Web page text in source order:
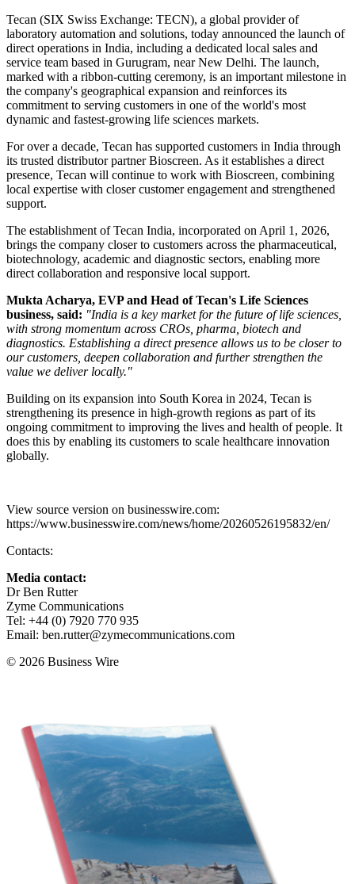
Tecan (SIX Swiss Exchange: TECN), a global provider of
laboratory automation and solutions, today announced the launch of
direct operations in India, including a dedicated local sales and
service team based in Gurugram, near New Delhi. The launch,
marked with a ribbon-cutting ceremony, is an important milestone in
the company's geographical expansion and reinforces its
commitment to serving customers in one of the world's most
dynamic and fastest-growing life sciences markets.
For over a decade, Tecan has supported customers in India through
its trusted distributor partner Bioscreen. As it establishes a direct
presence, Tecan will continue to work with Bioscreen, combining
local expertise with closer customer engagement and strengthened
support.
The establishment of Tecan India, incorporated on April 1, 2026,
brings the company closer to customers across the pharmaceutical,
biotechnology, academic and diagnostic sectors, enabling more
direct collaboration and responsive local support.
Mukta Acharya, EVP and Head of Tecan's Life Sciences
business, said: "India is a key market for the future of life sciences,
with strong momentum across CROs, pharma, biotech and
diagnostics. Establishing a direct presence allows us to be closer to
our customers, deepen collaboration and further strengthen the
value we deliver locally."
Building on its expansion into South Korea in 2024, Tecan is
strengthening its presence in high-growth regions as part of its
ongoing commitment to improving the lives and health of people. It
does this by enabling its customers to scale healthcare innovation
globally.
View source version on businesswire.com:
https://www.businesswire.com/news/home/20260526195832/en/
Contacts:
Media contact:
Dr Ben Rutter
Zyme Communications
Tel: +44 (0) 7920 770 935
Email: ben.rutter@zymecommunications.com
© 2026 Business Wire